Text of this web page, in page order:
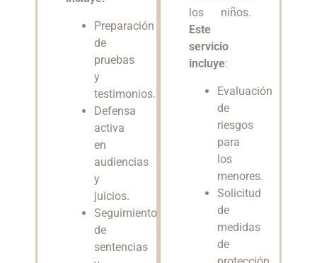
Preparación
de
pruebas
y
testimonios.
Defensa
activa
en
audiencias
y
juicios.
Seguimiento
de
sentencias
los niños.
Este
servicio
incluye:
Evaluación
de
riesgos
para
los
menores.
Solicitud
de
medidas
de